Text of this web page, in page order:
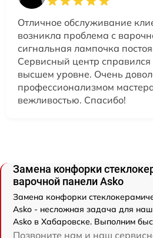
Отличное обслуживание
возникла проблема с
сигнальная лампочка
Сервисный центр
высшем уровне. Очень
профессионализмом
вежливостью. Спасибо!
Замена конфорки
варочной панели Asko
Замена конфорки
Asko - несложная задача для
Asko в Хабаровске. Выполним
Позвоните нам и наш